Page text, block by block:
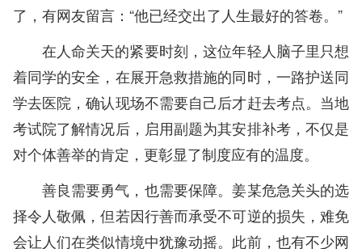
了，有网友留言：“他已经交出了人生最好的答卷。”
在人命关天的紧要时刻，这位年轻人脑子里只想
着同学的安全，在展开急救措施的同时，一路护送同
学去医院，确认现场不需要自己后才赶去考点。当地
考试院了解情况后，启用副题为其安排补考，不仅是
对个体善举的肯定，更彰显了制度应有的温度。
善良需要勇气，也需要保障。姜某危急关头的选
择令人敬佩，但若因行善而承受不可逆的损失，难免
会让人们在类似情境中犹豫动摇。此前，也有不少网